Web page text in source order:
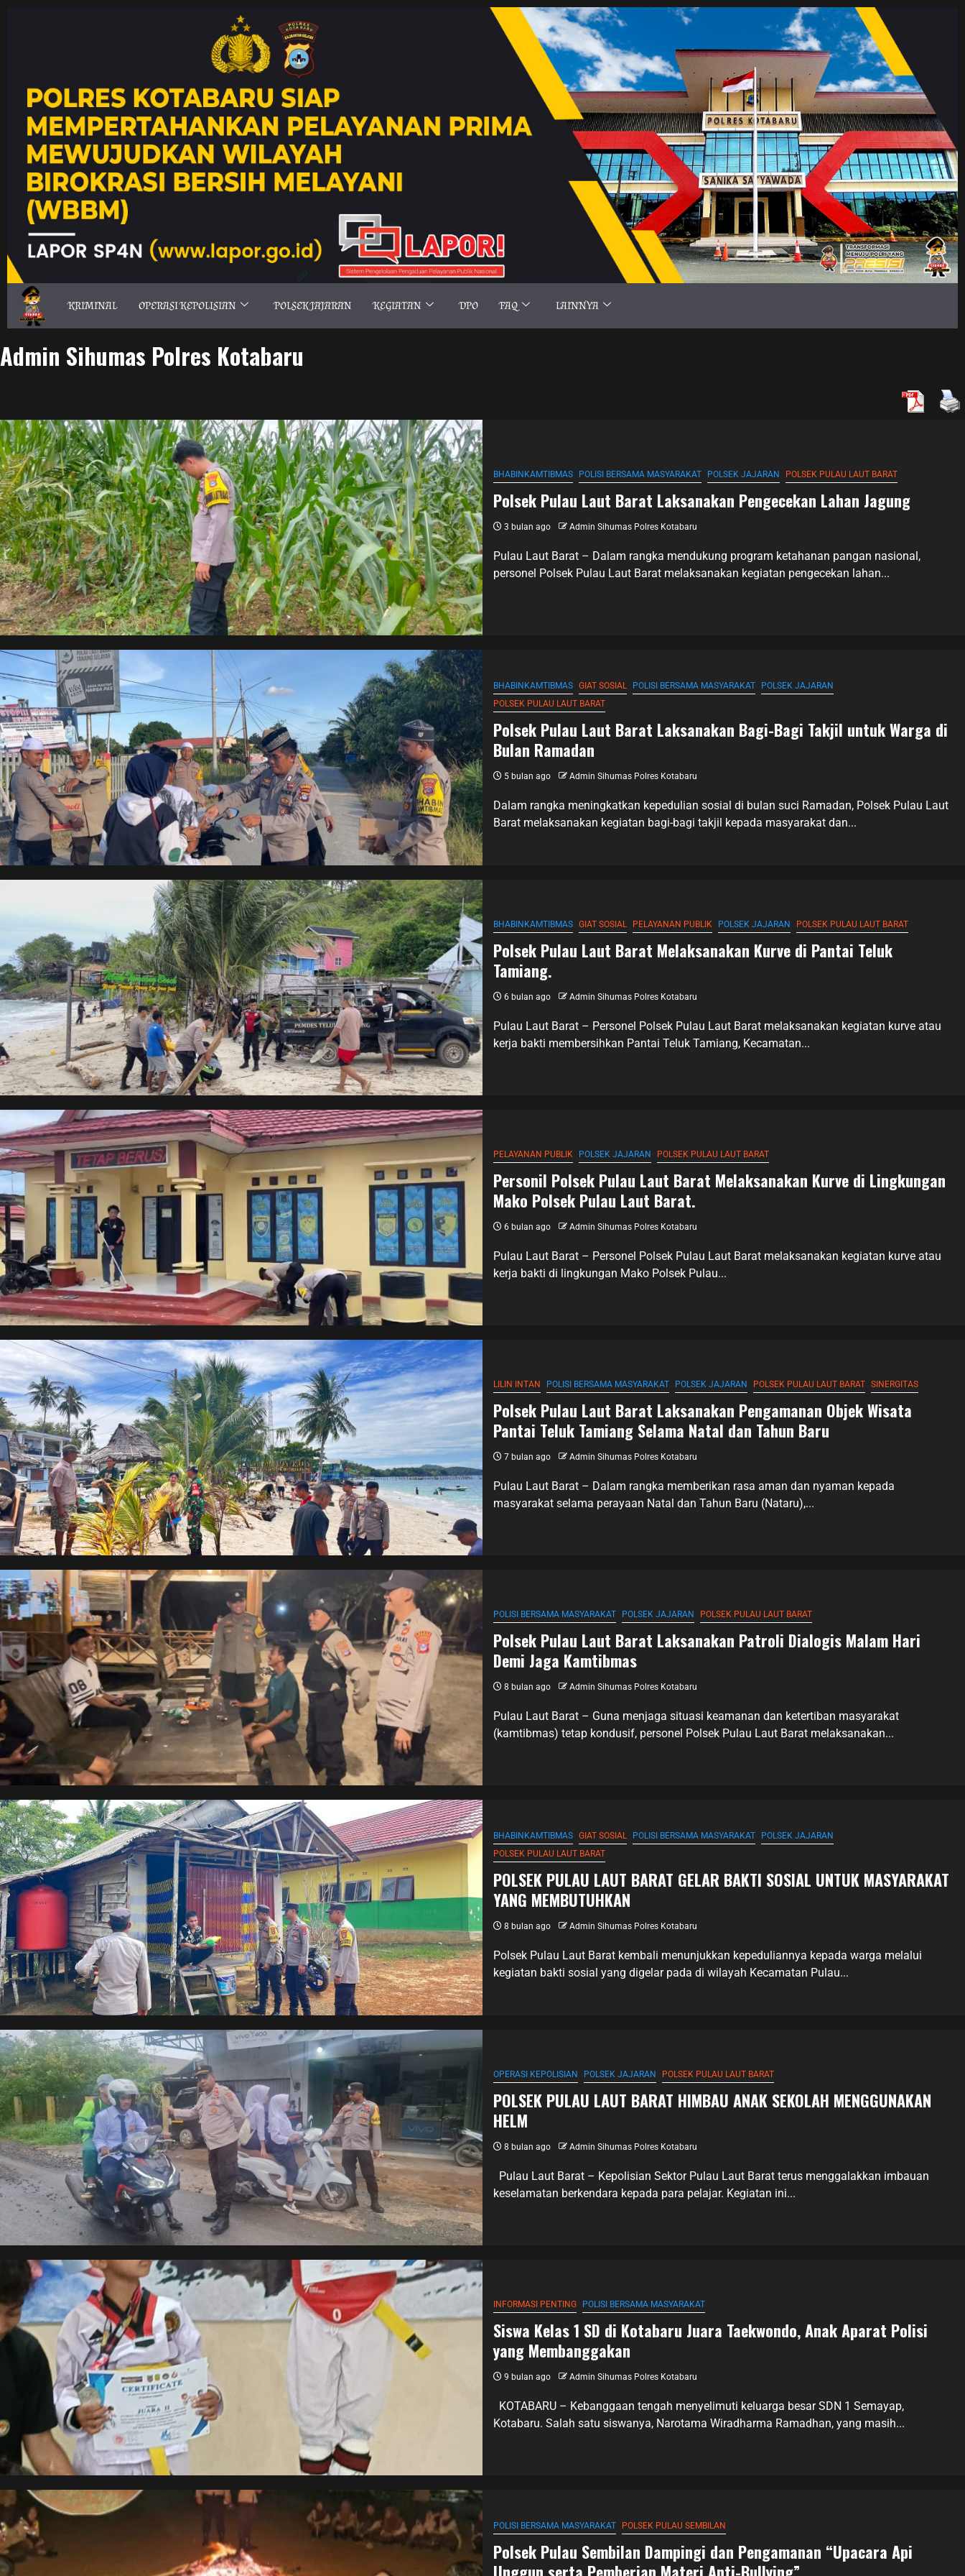
KRIMINAL OPERASI KEPOLISIAN POLSEK JAJARAN KEGIATAN DPO FAQ LAINNYA
Admin Sihumas Polres Kotabaru
BHABINKAMTIBMAS POLISI BERSAMA MASYARAKAT POLSEK JAJARAN POLSEK PULAU LAUT BARAT
Polsek Pulau Laut Barat Laksanakan Pengecekan Lahan Jagung
3 bulan ago Admin Sihumas Polres Kotabaru
Pulau Laut Barat – Dalam rangka mendukung program ketahanan pangan nasional,
personel Polsek Pulau Laut Barat melaksanakan kegiatan pengecekan lahan...
BHABINKAMTIBMAS GIAT SOSIAL POLISI BERSAMA MASYARAKAT
POLSEK JAJARAN
POLSEK PULAU LAUT BARAT
Polsek Pulau Laut Barat Laksanakan Bagi-Bagi Takjil untuk Warga di
Bulan Ramadan
5 bulan ago Admin Sihumas Polres Kotabaru
Dalam rangka meningkatkan kepedulian sosial di bulan suci Ramadan, Polsek Pulau Laut
Barat melaksanakan kegiatan bagi-bagi takjil kepada masyarakat dan...
BHABINKAMTIBMAS GIAT SOSIAL PELAYANAN PUBLIK POLSEK JAJARAN POLSEK PULAU LAUT BARAT
Polsek Pulau Laut Barat Melaksanakan Kurve di Pantai Teluk
Tamiang.
6 bulan ago Admin Sihumas Polres Kotabaru
Pulau Laut Barat – Personel Polsek Pulau Laut Barat melaksanakan kegiatan kurve atau
kerja bakti membersihkan Pantai Teluk Tamiang, Kecamatan...
PELAYANAN PUBLIK POLSEK JAJARAN POLSEK PULAU LAUT BARAT
Personil Polsek Pulau Laut Barat Melaksanakan Kurve di Lingkungan
Mako Polsek Pulau Laut Barat.
6 bulan ago Admin Sihumas Polres Kotabaru
Pulau Laut Barat – Personel Polsek Pulau Laut Barat melaksanakan kegiatan kurve atau
kerja bakti di lingkungan Mako Polsek Pulau...
LILIN INTAN POLISI BERSAMA MASYARAKAT POLSEK JAJARAN POLSEK PULAU LAUT BARAT SINERGITAS
Polsek Pulau Laut Barat Laksanakan Pengamanan Objek Wisata
Pantai Teluk Tamiang Selama Natal dan Tahun Baru
7 bulan ago Admin Sihumas Polres Kotabaru
Pulau Laut Barat – Dalam rangka memberikan rasa aman dan nyaman kepada
masyarakat selama perayaan Natal dan Tahun Baru (Nataru),...
POLISI BERSAMA MASYARAKAT POLSEK JAJARAN POLSEK PULAU LAUT BARAT
Polsek Pulau Laut Barat Laksanakan Patroli Dialogis Malam Hari
Demi Jaga Kamtibmas
8 bulan ago Admin Sihumas Polres Kotabaru
Pulau Laut Barat – Guna menjaga situasi keamanan dan ketertiban masyarakat
(kamtibmas) tetap kondusif, personel Polsek Pulau Laut Barat melaksanakan...
BHABINKAMTIBMAS GIAT SOSIAL POLISI BERSAMA MASYARAKAT
POLSEK JAJARAN
POLSEK PULAU LAUT BARAT
POLSEK PULAU LAUT BARAT GELAR BAKTI SOSIAL UNTUK MASYARAKAT
YANG MEMBUTUHKAN
8 bulan ago Admin Sihumas Polres Kotabaru
Polsek Pulau Laut Barat kembali menunjukkan kepeduliannya kepada warga melalui
kegiatan bakti sosial yang digelar pada di wilayah Kecamatan Pulau...
OPERASI KEPOLISIAN POLSEK JAJARAN POLSEK PULAU LAUT BARAT
POLSEK PULAU LAUT BARAT HIMBAU ANAK SEKOLAH MENGGUNAKAN
HELM
8 bulan ago Admin Sihumas Polres Kotabaru
Pulau Laut Barat – Kepolisian Sektor Pulau Laut Barat terus menggalakkan imbauan
keselamatan berkendara kepada para pelajar. Kegiatan ini...
INFORMASI PENTING POLISI BERSAMA MASYARAKAT
Siswa Kelas 1 SD di Kotabaru Juara Taekwondo, Anak Aparat Polisi
yang Membanggakan
9 bulan ago Admin Sihumas Polres Kotabaru
KOTABARU – Kebanggaan tengah menyelimuti keluarga besar SDN 1 Semayap,
Kotabaru. Salah satu siswanya, Narotama Wiradharma Ramadhan, yang masih...
POLISI BERSAMA MASYARAKAT POLSEK PULAU SEMBILAN
Polsek Pulau Sembilan Dampingi dan Pengamanan “Upacara Api